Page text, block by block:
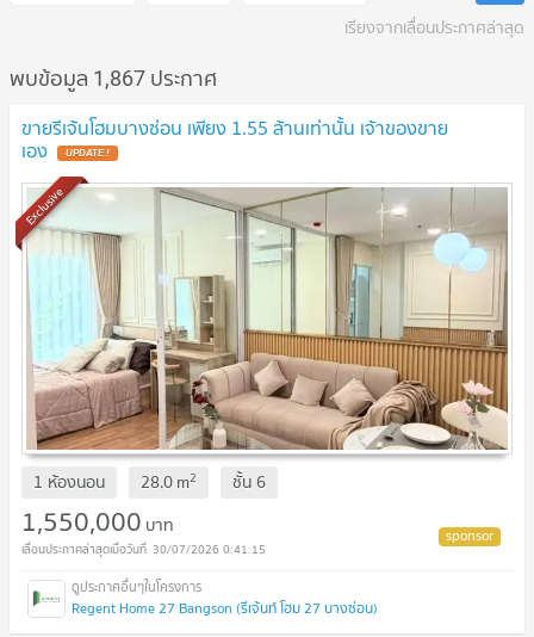
เรียงจากเลื่อนประกาศล่าสุด
พบข้อมูล 1,867 ประกาศ
ขายรีเจ้นโฮมบางซ่อน เพียง 1.55 ล้านเท่านั้น เจ้าของขาย
เอง UPDATE !
Exclusive
1 ห้องนอน 28.0m2 ชั้น 6
1,550,000 บาท
30/07/2026 0:41:15
Regent Home 27 Bangson (รีเจ้นท์ โฮม 27 บางซ่อน)